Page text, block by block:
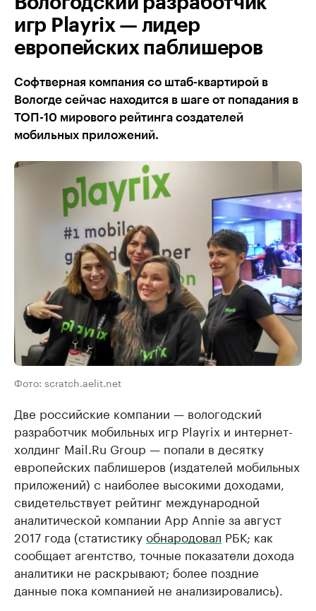
игр Playrix — лидер
европейских паблишеров
Софтверная компания со штаб-квартирой в
Вологде сейчас находится в шаге от попадания в
ТОП-10 мирового рейтинга создателей
мобильных приложений.
Фото: scratch.aelit.net
Две российские компании — вологодский
разработчик мобильных игр Playrix и интернет-
холдинг Mail.Ru Group — попали в десятку
европейских паблишеров (издателей мобильных
приложений) с наиболее высокими доходами,
свидетельствует рейтинг международной
аналитической компании App Annie за август
2017 года (статистикуобнародовал РБК; как
сообщает агентство, точные показатели дохода
аналитики не раскрывают; более поздние
данные пока компанией не анализировались).